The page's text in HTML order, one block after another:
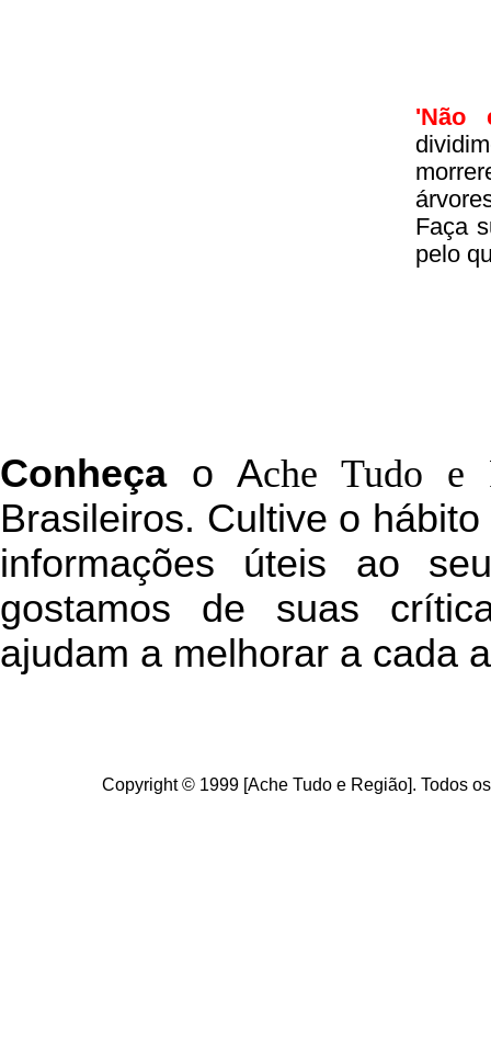
'Não
Faça
pelo
Conheçao Ache Tudo e
Brasileiros. Cultive o
informações úteis ao
gostamos de suas
ajudam a melhorar a cada
Copyright © 1999 [Ache Tudo e Região]. Todos